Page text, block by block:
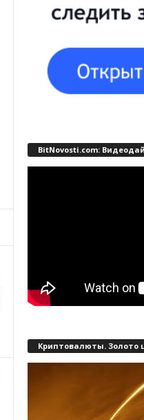
BitNovosti.com:
Криптовалюты. Золото